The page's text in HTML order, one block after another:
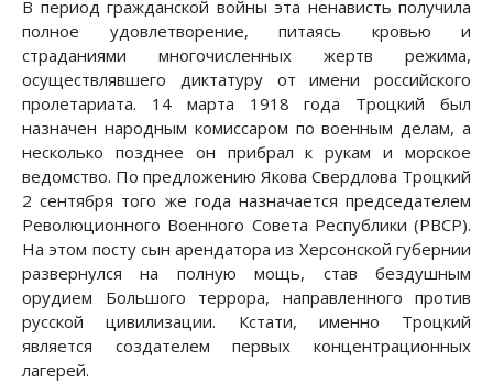
В период гражданской войны эта ненависть получила
полное удовлетворение, питаясь кровью и
страданиями многочисленных жертв режима,
осуществлявшего диктатуру от имени российского
пролетариата. 14 марта 1918 года Троцкий был
назначен народным комиссаром по военным делам, а
несколько позднее он прибрал к рукам и морское
ведомство. По предложению Якова Свердлова Троцкий
2 сентября того же года назначается председателем
Революционного Военного Совета Республики (РВСР).
На этом посту сын арендатора из Херсонской губернии
развернулся на полную мощь, став бездушным
орудием Большого террора, направленного против
русской цивилизации. Кстати, именно Троцкий
является создателем первых концентрационных
лагерей.